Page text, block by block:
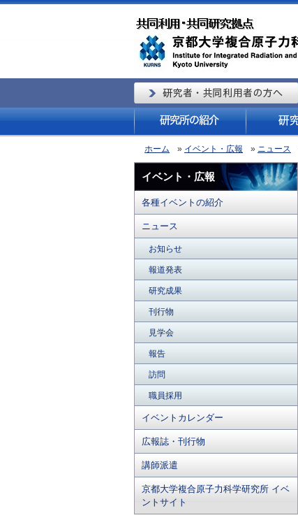
ホーム » イベント・広報 » ニュース
イベント・広報
各種イベントの紹介
ニュース
お知らせ
報道発表
研究成果
刊行物
見学会
報告
訪問
職員採用
イベントカレンダー
広報誌・刊行物
講師派遣
京都大学複合原子力科学研究所 イベ
ントサイト